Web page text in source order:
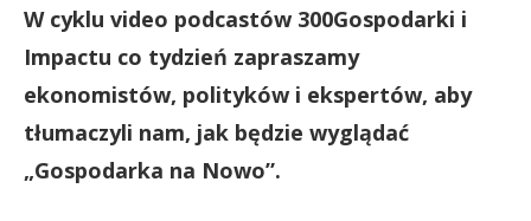
W cyklu video podcastów 300Gospodarki i
Impactu co tydzień zapraszamy
ekonomistów, polityków i ekspertów, aby
tłumaczyli nam, jak będzie wyglądać
„Gospodarka na Nowo”.